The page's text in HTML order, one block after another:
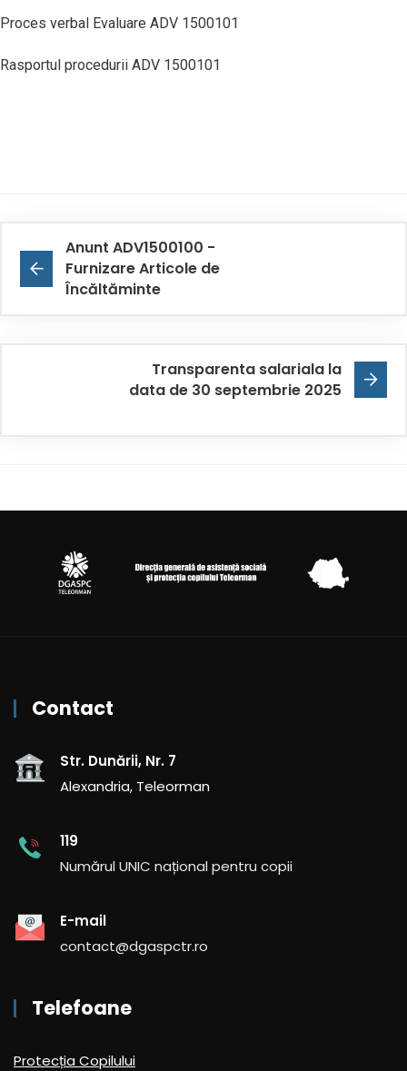
Proces verbal Evaluare ADV 1500101
Rasportul procedurii ADV 1500101
Anunt ADV1500100 -
Furnizare Articole de
Încăltăminte
Transparenta salariala la
data de 30 septembrie 2025
Contact
Str. Dunării, Nr. 7
Alexandria, Teleorman
119
Numărul UNIC național pentru copii
E-mail
contact@dgaspctr.ro
Telefoane
Protecția Copilului